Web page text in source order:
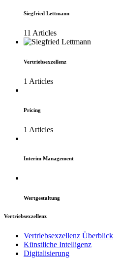
Siegfried Lettmann
11 Articles
Vertriebsexzellenz
1 Articles
Pricing
1 Articles
Interim Management
Wertgestaltung
Vertriebsexzellenz
Vertriebsexzellenz Überblick
Künstliche Intelligenz
Digitalisierung